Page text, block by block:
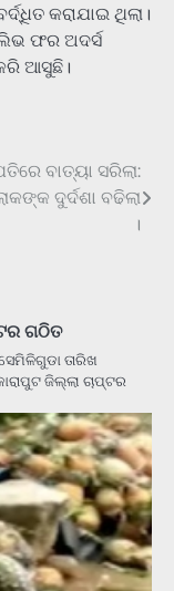
କରାଯାଇ ଥିଲା।
ଫର ଅଦର୍ସ
ଆସୁଛି।
ବାତ୍ୟା ସରିଲା:
ଦୁର୍ଦଶା ବଢିଲା
।
ଗଠିତ
ତାରିଖ
ଜିଲ୍ଲା ଚାପ୍ଟର